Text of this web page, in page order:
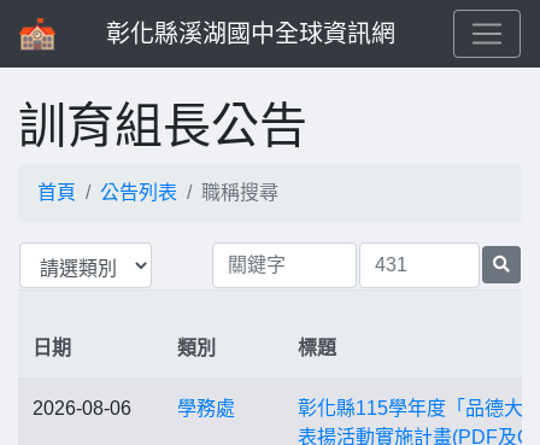
彰化縣溪湖國中全球資訊網
訓育組長公告
首頁 公告列表 職稱搜尋
日期 類別 標題
2026-08-06 學務處
彰化縣115學年度「品德大
表揚活動實施計畫(PDF及